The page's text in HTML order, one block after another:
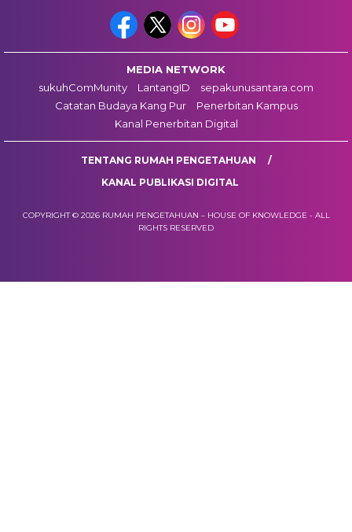
MEDIA NETWORK
sukuhComMunity
LantangID
sepakunusantara.com
Catatan Budaya Kang Pur
Penerbitan Kampus
Kanal Penerbitan Digital
TENTANG RUMAH PENGETAHUAN
KANAL PUBLIKASI DIGITAL
COPYRIGHT © 2026 RUMAH PENGETAHUAN – HOUSE OF KNOWLEDGE - ALL
RIGHTS RESERVED